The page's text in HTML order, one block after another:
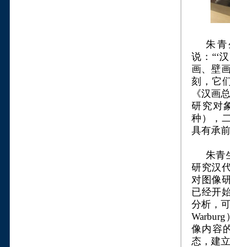
朱
说：“‘
画、壁
刻，它
《汉画
研究对
种），
具有承
朱青
研究汉
对图像
已经开
分析，
像内容
态，建